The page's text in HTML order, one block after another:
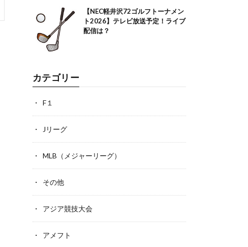
【NEC軽井沢72ゴルフトーナメン
ト2026】テレビ放送予定！ライブ
配信は？
カテゴリー
F１
Jリーグ
MLB（メジャーリーグ）
その他
アジア競技大会
アメフト